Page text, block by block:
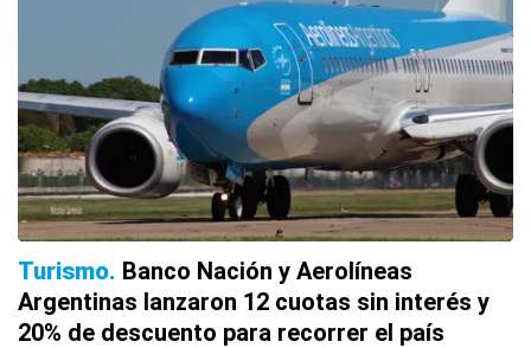
Turismo Banco Nación y Aerolíneas
Argentinas lanzaron 12 cuotas sin interés y
20% de descuento para recorrer el país